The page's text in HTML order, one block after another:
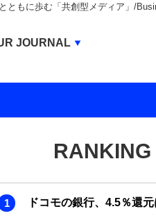
ともに歩む「共創型メディア」/
RANKING
ドコモの銀行、4.5％還
JOURNAL
JOURNAL
JOURNAL
MANAGEMENT
JOURNAL